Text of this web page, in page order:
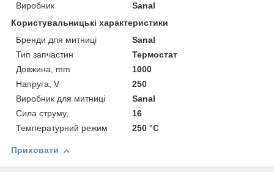
Виробник
Sanal
Користувальницькі характеристики
Бренди для митниці
Sanal
Тип запчастин
Термостат
Довжина, mm
1000
Напруга, V
250
Виробник для митниці
Sanal
Сила струму,
16
Температурний режим
250 °C
Приховати